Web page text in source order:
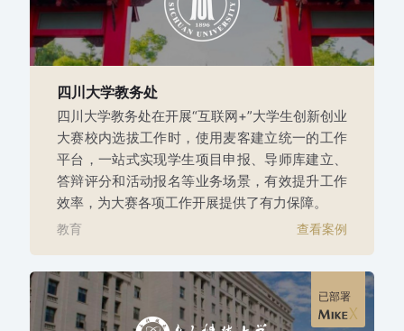
四川大学教务处
四川大学教务处在开展“互联网+”大学生创新创业
大赛校内选拔工作时，使用麦客建立统一的工作
平台，一站式实现学生项目申报、导师库建立、
答辩评分和活动报名等业务场景，有效提升工作
效率，为大赛各项工作开展提供了有力保障。
教育 查看案例
已部署